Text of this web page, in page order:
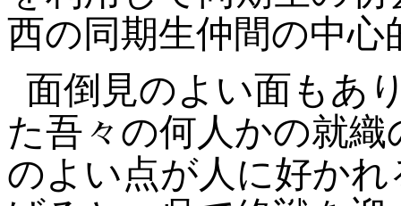
西の同期生仲間の中
面倒見のよい面もあ
た吾々の何人かの就
のよい点が人に好か